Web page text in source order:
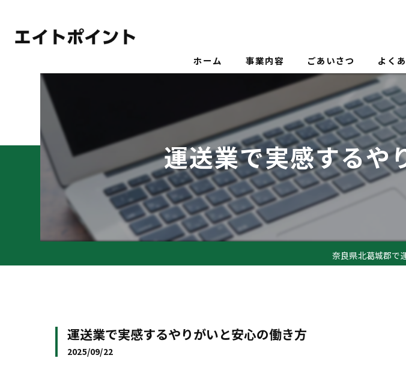
ホーム 事業内容 ごあいさつ よく
運送業で実感するや
奈良県北葛城郡で
運送業で実感するやりがいと安心の働き方
2025/09/22